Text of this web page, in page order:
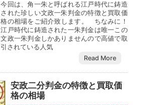
今回は、角一朱と呼ばれる江戸時代に鋳造
された珍しい文政一朱判金の特徴と買取価
格の相場をご紹介致します。 ちなみに！
江戸時代に鋳造された一朱判金は唯一この
文政一朱判金しかありませんので高値で取
引されている人気
Read More
安政二分判金の特徴と買取価
格の相場